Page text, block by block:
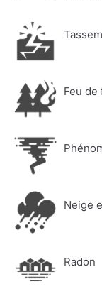
Feu de
Neige
Radon